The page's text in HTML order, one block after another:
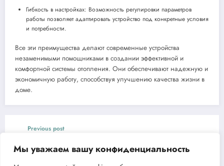
Мы уважаем вашу конфиденциальность
Гибкость в настройках: Возможность регулировки параметров
работы позволяет адаптировать устройство под конкретные условия
и потребности.
Все эти преимущества делают современные устройства
незаменимыми помощниками в создании эффективной и
комфортной системы отопления. Они обеспечивают надежную и
экономичную работу, способствуя улучшению качества жизни в
доме.
Previous post
мощность и надежность для вашего